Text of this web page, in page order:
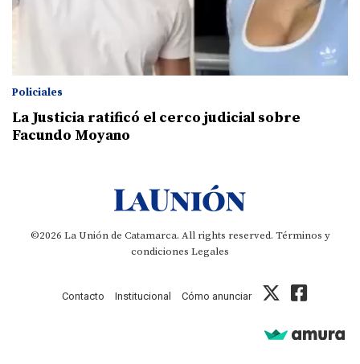
Policiales
La Justicia ratificó el cerco judicial sobre
Facundo Moyano
©2026 La Unión de Catamarca. All rights reserved. Términos y
condiciones Legales
Contacto Institucional Cómo anunciar